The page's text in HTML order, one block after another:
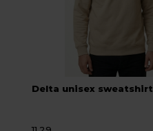
Delta unisex sweatshirt